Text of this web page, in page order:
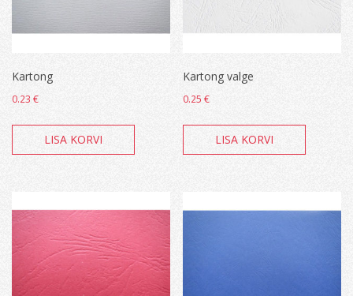
Kartong
0.23 €
LISA KORVI
Kartong valge
0.25€
LISA KORVI